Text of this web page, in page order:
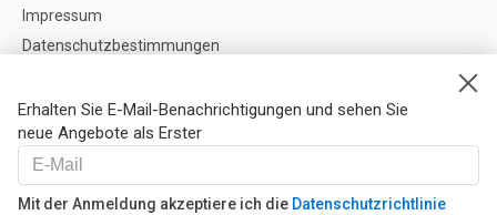
Erhalten Sie E-Mail-Benachrichtigungen und sehen Sie
neue Angebote als Erster
Mit der Anmeldung akzeptiere ich die Datenschutzrichtlinie
Impressum
Datenschutzbestimmungen
Cookie-Einstellunge
Hilfe
FAQ
Unsere Partner